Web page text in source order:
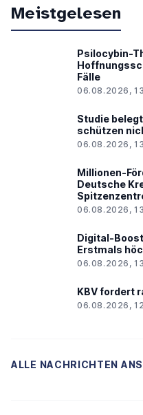
Meistgelesen
Psilocybin-
Fälle
06.08.2026,
Studie
schützen
06.08.2026,
Millionen-
Deutsche
06.08.2026,
Digital-
Erstmals
06.08.2026,
KBV fordert
06.08.2026,
ALLE NACHRICHTEN